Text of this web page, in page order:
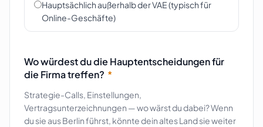
Hauptsächlich außerhalb der VAE (typisch für
Online-Geschäfte)
Wo würdest du die Hauptentscheidungen für
die Firma treffen? *
Strategie-Calls, Einstellungen,
Vertragsunterzeichnungen — wo wärst du dabei? Wenn
du sie aus Berlin führst, könnte dein altes Land sie weiter